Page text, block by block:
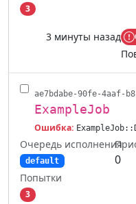
3
3 минуты назад
ae7bdabe-90fe-4aaf-
ExampleJob
Ошибка:
Очередь исполнения
default 0
Попытки
3